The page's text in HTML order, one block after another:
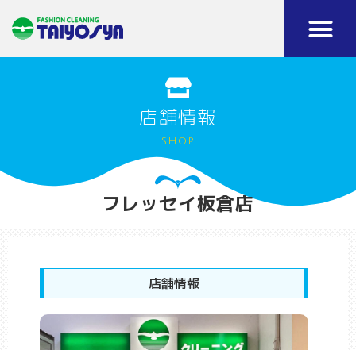
店舗情報
shop
フレッセイ板倉店
店舗情報